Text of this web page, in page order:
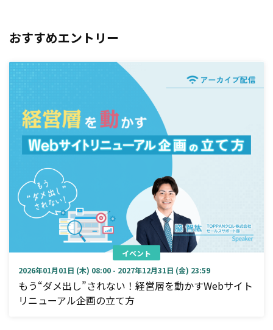
おすすめエントリー
イベント
2026年01月01日 (木) 08:00 - 2027年12月31日 (金) 23:59
もう“ダメ出し”されない！経営層を動かすWebサイト
リニューアル企画の立て方